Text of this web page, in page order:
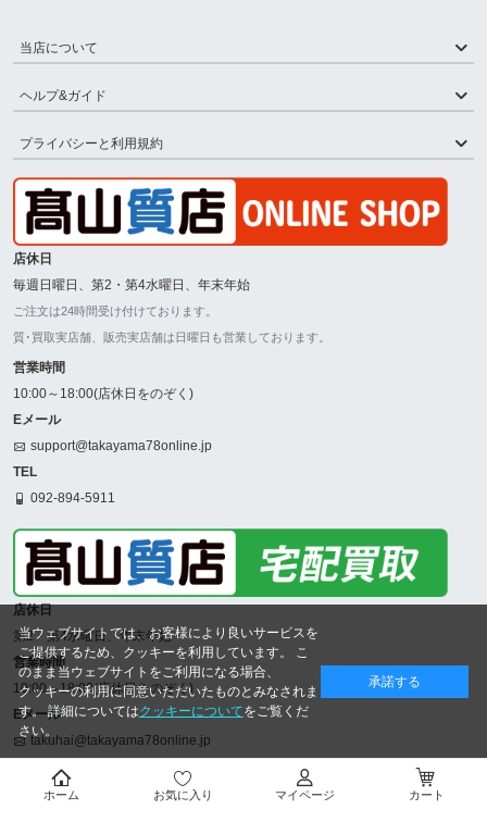
当店について
ヘルプ&ガイド
プライバシーと利用規約
店休日
毎週日曜日、第2・第4水曜日、年末年始
ご注文は24時間受け付けております。
質･買取実店舗、販売実店舗は日曜日も営業しております。
営業時間
10:00～18:00(店休日をのぞく)
Eメール
support@takayama78online.jp
TEL
092-894-5911
店休日
第2・第4水曜日、年末年始
営業時間
10:00～18:00(店休日をのぞく)
Eメール
takuhai@takayama78online.jp
092-707-5311
ホーム お気に入り マイページ カート
当ウェブサイトでは、お客様により良いサービスを
ご提供するため、クッキーを利用しています。 こ
のまま当ウェブサイトをご利用になる場合、
クッキーの利用に同意いただいたものとみなされま
す。 詳細についてはクッキーについてをご覧くだ
さい。
承諾する